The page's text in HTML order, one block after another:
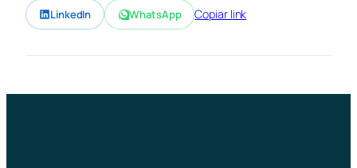
LinkedIn WhatsApp Copiar link